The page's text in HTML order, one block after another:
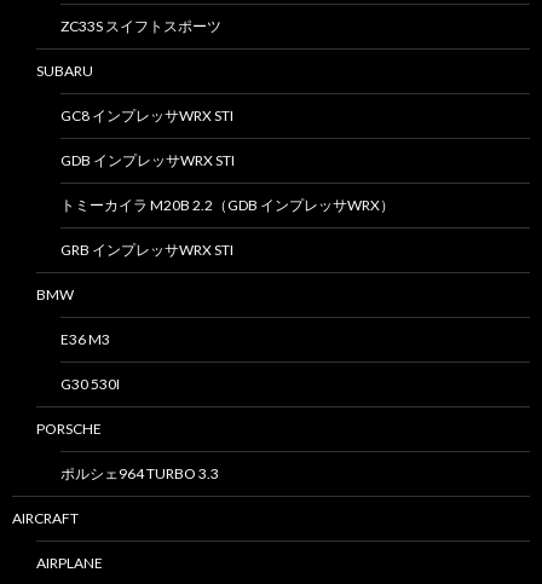
ZC33S スイフトスポーツ
SUBARU
GC8 インプレッサWRX STI
GDB インプレッサWRX STI
トミーカイラ M20B 2.2（GDB インプレッサWRX）
GRB インプレッサWRX STI
BMW
E36 M3
G30 530I
PORSCHE
ポルシェ964 TURBO 3.3
AIRCRAFT
AIRPLANE